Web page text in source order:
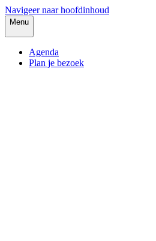
Navigeer naar hoofdinhoud
Menu
Agenda
Plan je bezoek